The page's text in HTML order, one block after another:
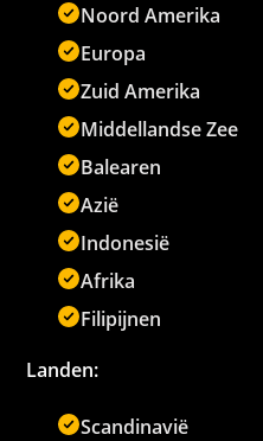
Noord Amerika
Europa
Zuid Amerika
Middellandse Zee
Balearen
Azië
Indonesië
Afrika
Filipijnen
Landen:
Scandinavië